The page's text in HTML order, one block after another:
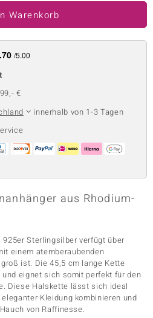
Warenkorb
/5.00
€
innerhalb von 1-3 Tagen
aus Rhodium-
Sterlingsilber verfügt über
einem atemberaubenden
ist. Die 45,5 cm lange Kette
eignet sich somit perfekt für den
Diese Halskette lässt sich ideal
Kleidung kombinieren und
von Raffinesse.